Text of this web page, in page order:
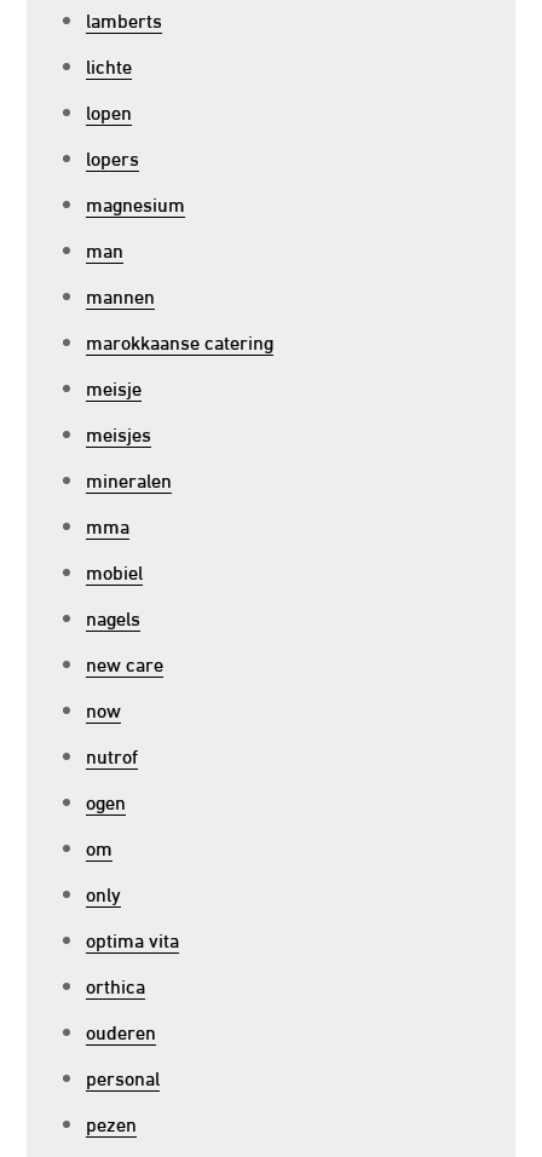
lamberts
lichte
lopen
lopers
magnesium
man
mannen
marokkaanse catering
meisje
meisjes
mineralen
mma
mobiel
nagels
new care
now
nutrof
ogen
om
only
optima vita
orthica
ouderen
personal
pezen